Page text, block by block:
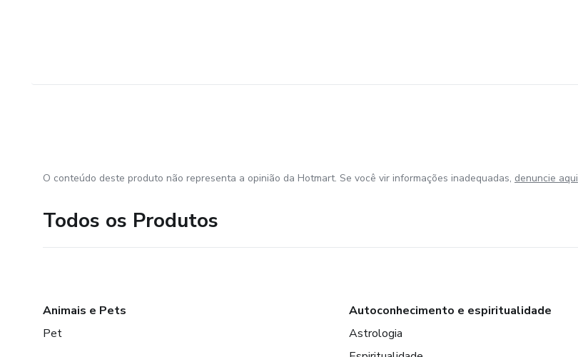
O conteúdo deste produto não representa a opinião da Hotmart. Se você vir informações inadequadas, denuncie aqui
Todos os Produtos
Animais e Pets
Pet
Autoconhecimento e espiritualidade
Astrologia